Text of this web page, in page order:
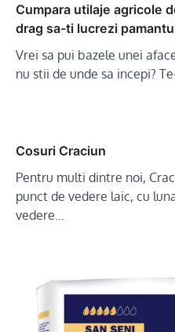
Cumpara utilaje agricole
drag sa-ti lucrezi
Vrei sa pui bazele unei
nu stii de unde sa incepi?
Cosuri Craciun
Pentru multi dintre noi,
punct de vedere laic, cu
vedere…